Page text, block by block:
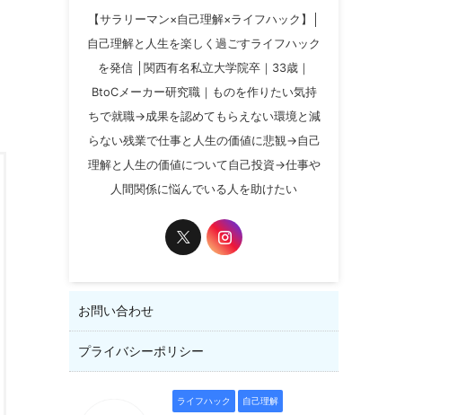
【サラリーマン×自己理解×ライフハック】│
自己理解と人生を楽しく過ごすライフハック
を発信 │関西有名私立大学院卒｜33歳｜
BtoCメーカー研究職｜ものを作りたい気持
ちで就職→成果を認めてもらえない環境と減
らない残業で仕事と人生の価値に悲観→自己
理解と人生の価値について自己投資→仕事や
人間関係に悩んでいる人を助けたい
お問い合わせ
プライバシーポリシー
ライフハック 自己理解